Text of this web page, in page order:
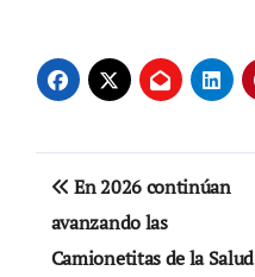
Navegación
de
En 2026 continúan
avanzando las
Camionetitas de la Salud